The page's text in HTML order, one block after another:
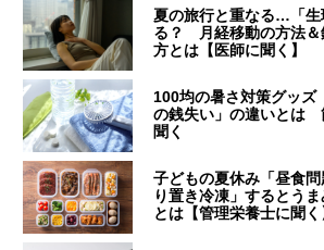
夏の旅行と重なる…「生
る？ 月経移動の方法＆
方とは【医師に聞く】
100均の暑さ対策グッズ
の銭失い」の違いとは
聞く
子どもの夏休み「昼食
り置き冷凍」するとう
とは【管理栄養士に聞く